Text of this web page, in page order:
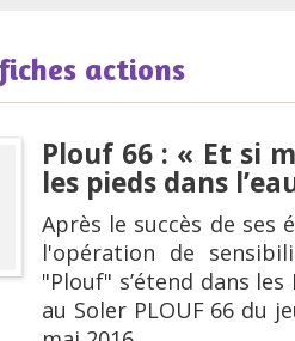
actions
Plouf 66 : « Et si
les pieds dans
Après le succès de ses
l'opération de
"Plouf" s’étend dans
au Soler PLOUF 66 du